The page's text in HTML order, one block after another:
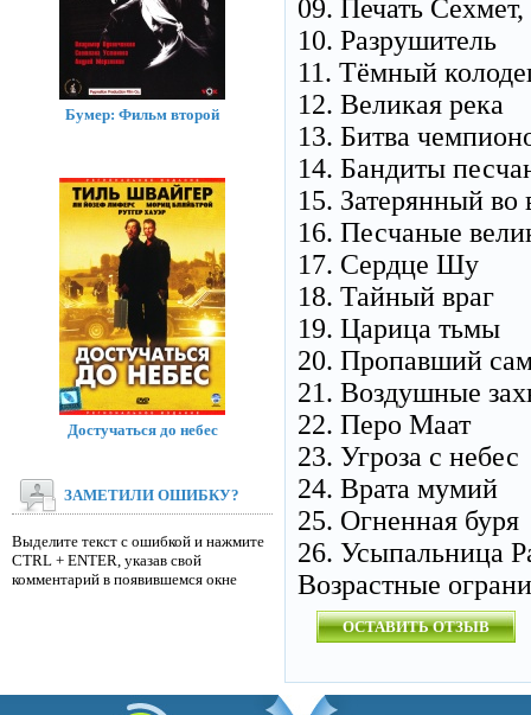
09. Печать Сехмет,
10. Разрушитель
11. Тёмный
12. Великая река
13. Битва
14. Бандиты
15. Затерянный во
16. Песчаные
17. Сердце Шу
18. Тайный враг
19. Царица тьмы
20. Пропавший
21. Воздушные
22. Перо Маат
23. Угроза с небес
24. Врата мумий
25. Огненная буря
26. Усыпальница
Возрастные
ОСТАВИТЬ ОТЗЫВ
Бумер: Фильм второй
Достучаться до небес
ЗАМЕТИЛИ ОШИБКУ?
Выделите текст с ошибкой и нажмите
CTRL + ENTER, указав свой
комментарий в появившемся окне